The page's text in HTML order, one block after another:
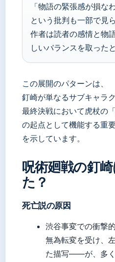
「物語の緊張感が損な
という批判も一部で見
作者は読者の感情と物
しいバランスを取った
この展開のパターンは、
釘崎が単なるサブキャラ
最終決戦において虎杖の「
の起点として機能する重
を示しています。
呪術廻戦の釘
た？
死亡説の原因
渋谷事変での衝撃
無為転変を受け、
た描写——が、多